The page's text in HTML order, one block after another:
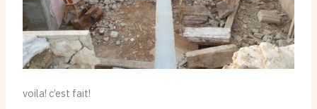
voila! c’est fait!